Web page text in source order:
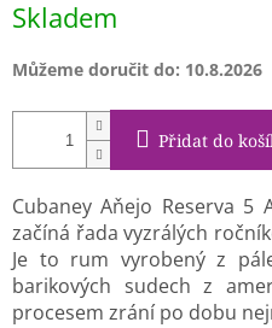
cena:
Skladem
Můžeme doručit do: 10.8.2026
Přidat do
Cubaney Aňejo Reserva
začíná řada vyzrálých
Je to rum vyrobený z
barikových sudech z
procesem zrání po dobu